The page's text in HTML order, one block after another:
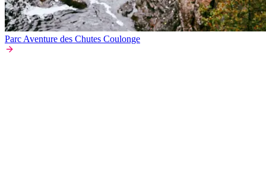
Parc Aventure des Chutes Coulonge